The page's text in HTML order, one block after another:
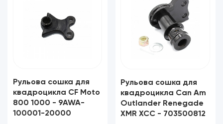
Рульова сошка для
квадроцикла CF Moto
800 1000 - 9AWA-
100001-20000
Рульова сошка для
квадроцикла Can Am
Outlander Renegade
XMR XCC - 703500812